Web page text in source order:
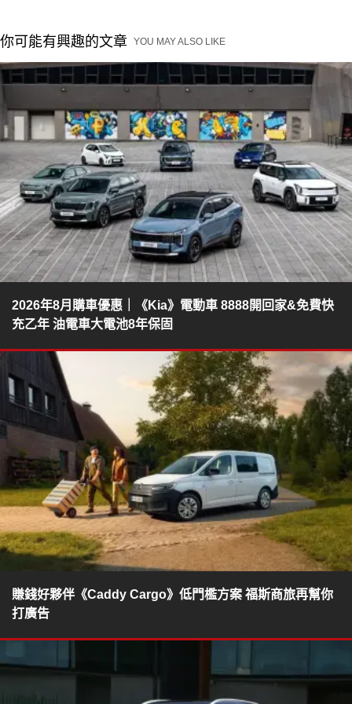
你可能有興趣的文章 YOU MAY ALSO LIKE
2026年8月購車優惠｜《Kia》電動車 8888開回家&免費快
充乙年 油電車大電池8年保固
賺錢好夥伴《Caddy Cargo》低門檻方案 福斯商旅再幫你
打廣告